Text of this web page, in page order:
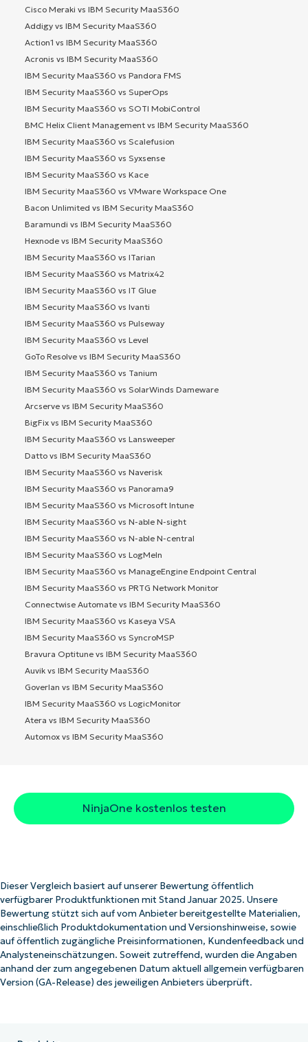
Cisco Meraki vs IBM Security MaaS360
Addigy vs IBM Security MaaS360
Action1 vs IBM Security MaaS360
Acronis vs IBM Security MaaS360
IBM Security MaaS360 vs Pandora FMS
IBM Security MaaS360 vs SuperOps
IBM Security MaaS360 vs SOTI MobiControl
BMC Helix Client Management vs IBM Security MaaS360
IBM Security MaaS360 vs Scalefusion
IBM Security MaaS360 vs Syxsense
IBM Security MaaS360 vs Kace
IBM Security MaaS360 vs VMware Workspace One
Bacon Unlimited vs IBM Security MaaS360
Baramundi vs IBM Security MaaS360
Hexnode vs IBM Security MaaS360
IBM Security MaaS360 vs ITarian
IBM Security MaaS360 vs Matrix42
IBM Security MaaS360 vs IT Glue
IBM Security MaaS360 vs Ivanti
IBM Security MaaS360 vs Pulseway
IBM Security MaaS360 vs Level
GoTo Resolve vs IBM Security MaaS360
IBM Security MaaS360 vs Tanium
IBM Security MaaS360 vs SolarWinds Dameware
Arcserve vs IBM Security MaaS360
BigFix vs IBM Security MaaS360
IBM Security MaaS360 vs Lansweeper
Datto vs IBM Security MaaS360
IBM Security MaaS360 vs Naverisk
IBM Security MaaS360 vs Panorama9
IBM Security MaaS360 vs Microsoft Intune
IBM Security MaaS360 vs N-able N-sight
IBM Security MaaS360 vs N-able N-central
IBM Security MaaS360 vs LogMeIn
IBM Security MaaS360 vs ManageEngine Endpoint Central
IBM Security MaaS360 vs PRTG Network Monitor
Connectwise Automate vs IBM Security MaaS360
IBM Security MaaS360 vs Kaseya VSA
IBM Security MaaS360 vs SyncroMSP
Bravura Optitune vs IBM Security MaaS360
Auvik vs IBM Security MaaS360
Goverlan vs IBM Security MaaS360
IBM Security MaaS360 vs LogicMonitor
Atera vs IBM Security MaaS360
Automox vs IBM Security MaaS360
NinjaOne kostenlos testen
Dieser Vergleich basiert auf unserer Bewertung öffentlich
verfügbarer Produktfunktionen mit Stand Januar 2025. Unsere
Bewertung stützt sich auf vom Anbieter bereitgestellte Materialien,
einschließlich Produktdokumentation und Versionshinweise, sowie
auf öffentlich zugängliche Preisinformationen, Kundenfeedback und
Analysteneinschätzungen. Soweit zutreffend, wurden die Angaben
anhand der zum angegebenen Datum aktuell allgemein verfügbaren
Version (GA-Release) des jeweiligen Anbieters überprüft.